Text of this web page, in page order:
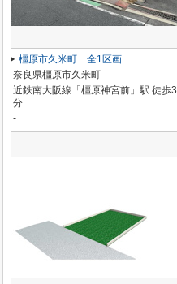
橿原市久米町 全1区画
奈良県橿原市久米町
近鉄南大阪線「橿原神宮前」駅 徒歩3
分
-